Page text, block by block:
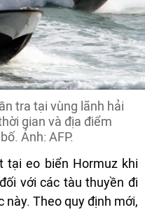
tra tại vùng lãnh hải
gian và địa điểm
Ảnh: AFP.
tại eo biển Hormuz khi
với các tàu thuyền đi
này. Theo quy định mới,